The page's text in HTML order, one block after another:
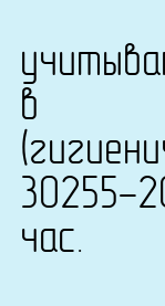
При
в
30255-
час.